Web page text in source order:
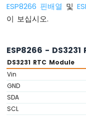
-
디
바
-
버
튼
-
길
게
ESP8266 핀배열 및
이 보십시오.
ESP8266 - DS3231
DS3231 RTC Module
Vin
GND
SDA
SCL